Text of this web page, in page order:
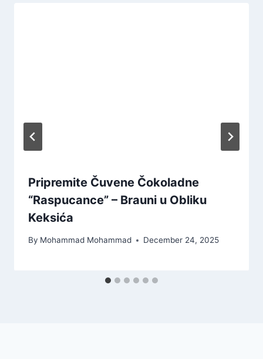
Pripremite Čuvene Čokoladne
“Raspucance” – Brauni u Obliku
Keksića
By Mohammad Mohammad December 24, 2025